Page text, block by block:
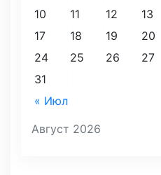
Август 2026
« Июл
10
11 12 13
17
18 19 20
24
25 26 27
31